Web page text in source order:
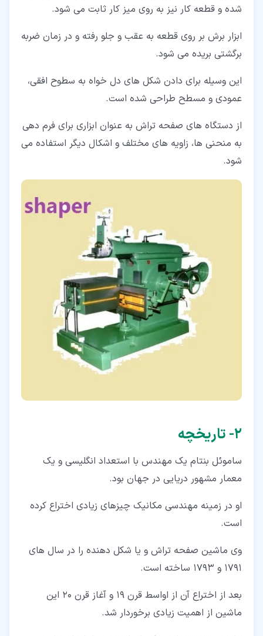
شده و قطعه کار نیز به روی میز کار ثابت می شود.
ابزار برش بر روی قطعه به عقب و جلو رفته و در زمان ضربه
برگشتی بریده می شود.
این وسیله برای دادن شکل های دل خواه به سطوح افقی،
عمودی و مسطح طراحی شده است.
از دستگاه های صفحه تراش به عنوان ابزاری برای فرم دهی
به منحنی ها، زاویه های مختلف و اشکال دیگر استفاده می
شود.
۲‏- تاریخچه
ساموئل بنتام یک مهندس با استعداد انگلیسی و یک
معمار مشهور دریایی در جهان بود.
او در زمینه مهندسی مکانیک چیزهای زیادی اختراع کرده
است.
وی ماشین صفحه تراش و یا شکل دهنده را در سال های
1791 و 1793 ساخته است.
بعد از اختراع آن از اواسط قرن 19 و آغاز قرن 20 این
ماشین از اهمیت زیادی برخوردار شد.